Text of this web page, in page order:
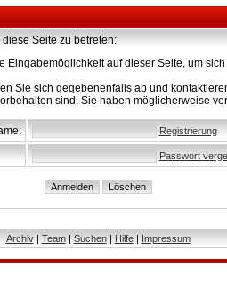
Seite zu betreten:
Eingabemöglichkeit auf dieser Seite, um
Sie sich gegebenenfalls ab und
sind. Sie haben möglicherweise
Registrierung
Passwort
Archiv| Team| Suchen| Hilfe| Impressum